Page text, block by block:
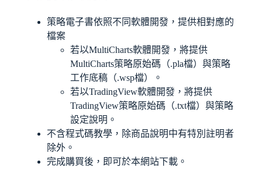
策略電子書依照不同軟體開發，提供相對應的
檔案
若以MultiCharts軟體開發，將提供
MultiCharts策略原始碼（.pla檔）與策略
工作底稿（.wsp檔）。
若以TradingView軟體開發，將提供
TradingView策略原始碼（.txt檔）與策略
設定說明。
不含程式碼教學，除商品說明中有特別註明者
除外。
完成購買後，即可於本網站下載。